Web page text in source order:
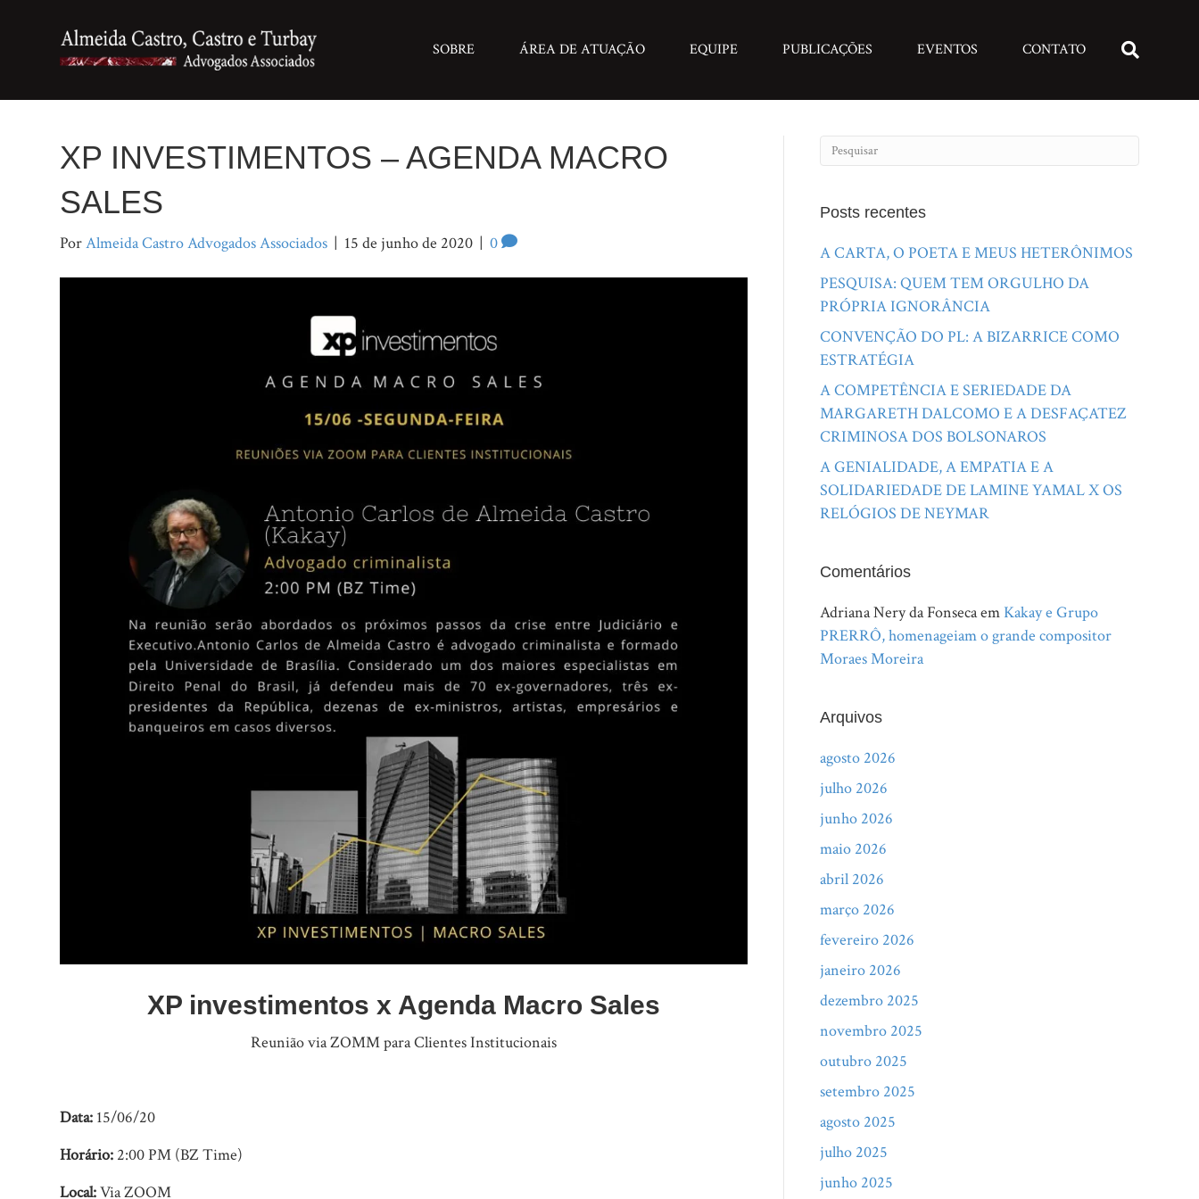
SOBRE ÁREA DE ATUAÇÃO EQUIPE PUBLICAÇÕES EVENTOS CONTATO
XP INVESTIMENTOS – AGENDA MACRO
SALES
PorAlmeida Castro Advogados Associados | 15 de junho de 2020 | 0
XP investimentos x Agenda Macro Sales
Reunião via ZOMM para Clientes Institucionais
Data: 15/06/20
Horário: 2:00 PM (BZ Time)
Local:Via ZOOM
Posts recentes
A CARTA, O POETA E MEUS HETERÔNIMOS
PESQUISA: QUEM TEM ORGULHO DA
PRÓPRIA IGNORÂNCIA
CONVENÇÃO DO PL: A BIZARRICE COMO
ESTRATÉGIA
A COMPETÊNCIA E SERIEDADE DA
MARGARETH DALCOMO E A DESFAÇATEZ
CRIMINOSA DOS BOLSONAROS
A GENIALIDADE, A EMPATIA E A
SOLIDARIEDADE DE LAMINE YAMAL X OS
RELÓGIOS DE NEYMAR
Comentários
Adriana Nery da FonsecaemKakay e Grupo
PRERRÔ, homenageiam o grande compositor
Moraes Moreira
Arquivos
agosto 2026
julho 2026
junho 2026
maio 2026
abril 2026
março 2026
fevereiro 2026
janeiro 2026
dezembro 2025
novembro 2025
outubro 2025
setembro 2025
agosto 2025
julho 2025
junho 2025